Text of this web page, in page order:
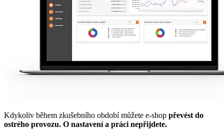
Kdykoliv během zkušebního období můžete e-shop převést do
ostrého provozu. O nastavení a práci nepřijdete.